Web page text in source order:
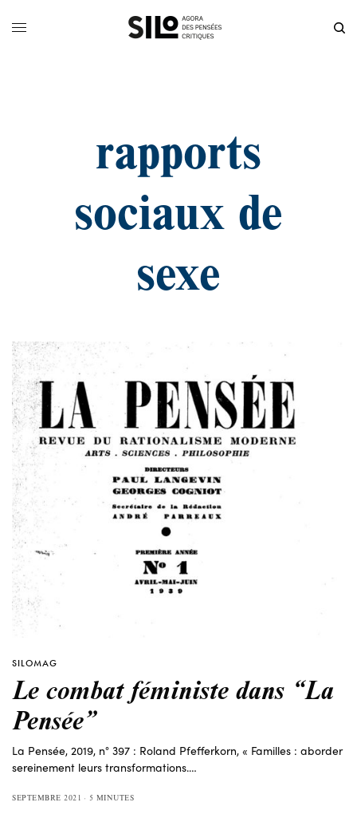
rapports
sociaux de
sexe
SILOMAG
Le combat féministe dans “La
Pensée”
La Pensée, 2019, n° 397 : Roland Pfefferkorn, « Familles : aborder
sereinement leurs transformations.…
SEPTEMBRE 2021 5 MINUTES